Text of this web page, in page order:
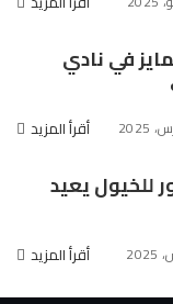
في نادي
أقرأ المزيد
للخيول يعيد
أقرأ المزيد